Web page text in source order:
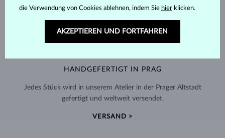
HANDGEFERTIGT IN PRAG
Jedes Stück wird in unserem Atelier in der Prager Altstadt
gefertigt und weltweit versendet.
VERSAND >
die Verwendung von Cookies ablehnen, indem Sie hier klicken.
AKZEPTIEREN UND FORTFAHREN